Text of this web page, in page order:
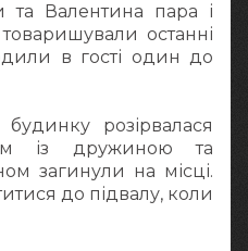
та Валентина пара і
останні
в гості один до
розірвалася
із дружиною та
загинули на місці.
до підвалу, коли